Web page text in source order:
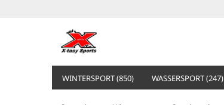
WINTERSPORT (850) WASSERSPORT (247)